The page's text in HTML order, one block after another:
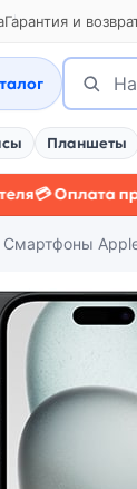
Гарантия и
Поиск
Найти
Планшеты
при
Смартфоны